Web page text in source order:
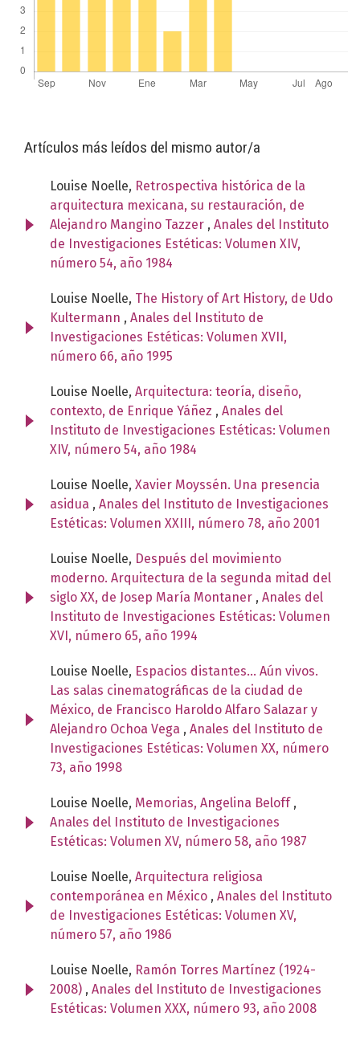
Artículos más leídos del mismo autor/a
Louise Noelle, Retrospectiva histórica de la
arquitectura mexicana, su restauración, de
Alejandro Mangino Tazzer , Anales del Instituto
de Investigaciones Estéticas: Volumen XIV,
número 54, año 1984
Louise Noelle, The History of Art History, de Udo
Kultermann , Anales del Instituto de
Investigaciones Estéticas: Volumen XVII,
número 66, año 1995
Louise Noelle, Arquitectura: teoría, diseño,
contexto, de Enrique Yáñez , Anales del
Instituto de Investigaciones Estéticas: Volumen
XIV, número 54, año 1984
Louise Noelle, Xavier Moyssén. Una presencia
asidua , Anales del Instituto de Investigaciones
Estéticas: Volumen XXIII, número 78, año 2001
Louise Noelle, Después del movimiento
moderno. Arquitectura de la segunda mitad del
siglo XX, de Josep María Montaner , Anales del
Instituto de Investigaciones Estéticas: Volumen
XVI, número 65, año 1994
Louise Noelle, Espacios distantes... Aún vivos.
Las salas cinematográficas de la ciudad de
México, de Francisco Haroldo Alfaro Salazar y
Alejandro Ochoa Vega , Anales del Instituto de
Investigaciones Estéticas: Volumen XX, número
73, año 1998
Louise Noelle, Memorias, Angelina Beloff ,
Anales del Instituto de Investigaciones
Estéticas: Volumen XV, número 58, año 1987
Louise Noelle, Arquitectura religiosa
contemporánea en México , Anales del Instituto
de Investigaciones Estéticas: Volumen XV,
número 57, año 1986
Louise Noelle, Ramón Torres Martínez (1924-
2008) , Anales del Instituto de Investigaciones
Estéticas: Volumen XXX, número 93, año 2008